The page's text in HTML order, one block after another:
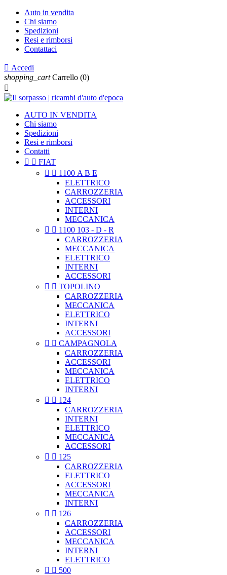
Auto in vendita
Chi siamo
Spedizioni
Resi e rimborsi
Contattaci
 Accedi
shopping_cart Carrello (0)

AUTO IN VENDITA
Chi siamo
Spedizioni
Resi e rimborsi
Contatti
  FIAT
  1100 A B E
ELETTRICO
CARROZZERIA
ACCESSORI
INTERNI
MECCANICA
  1100 103 - D - R
CARROZZERIA
MECCANICA
ELETTRICO
INTERNI
ACCESSORI
  TOPOLINO
CARROZZERIA
MECCANICA
ELETTRICO
INTERNI
ACCESSORI
  CAMPAGNOLA
CARROZZERIA
ACCESSORI
MECCANICA
ELETTRICO
INTERNI
  124
CARROZZERIA
INTERNI
ELETTRICO
MECCANICA
ACCESSORI
  125
CARROZZERIA
ELETTRICO
ACCESSORI
MECCANICA
INTERNI
  126
CARROZZERIA
ACCESSORI
MECCANICA
INTERNI
ELETTRICO
  500